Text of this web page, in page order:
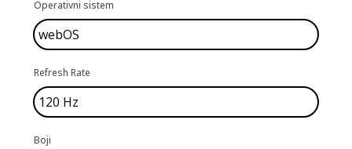
Operativni sistem
Refresh Rate
Boji